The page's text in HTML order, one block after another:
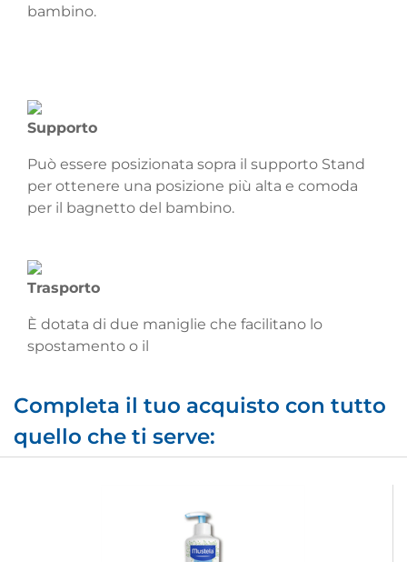
bambino.
Supporto
Può essere posizionata sopra il supporto Stand
per ottenere una posizione più alta e comoda
per il bagnetto del bambino.
Trasporto
È dotata di due maniglie che facilitano lo
spostamento o il
Completa il tuo acquisto con tutto
quello che ti serve: